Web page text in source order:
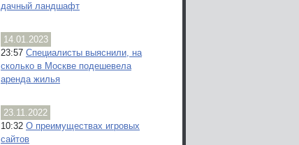
дачный ландшафт
14.01.2023
23:57 Специалисты выяснили, на
сколько в Москве подешевела
аренда жилья
23.11.2022
10:32 О преимуществах игровых
сайтов